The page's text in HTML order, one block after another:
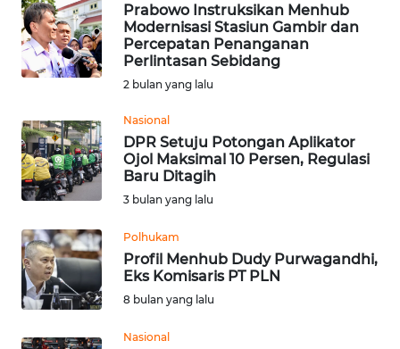
Prabowo Instruksikan Menhub
Modernisasi Stasiun Gambir dan
Percepatan Penanganan
Perlintasan Sebidang
2 bulan yang lalu
Nasional
DPR Setuju Potongan Aplikator
Ojol Maksimal 10 Persen, Regulasi
Baru Ditagih
3 bulan yang lalu
Polhukam
Profil Menhub Dudy Purwagandhi,
Eks Komisaris PT PLN
8 bulan yang lalu
Nasional
LABUAN
BAJO
Informasi
INDEKS
BERITA
KONTAK
KAMI
INFO